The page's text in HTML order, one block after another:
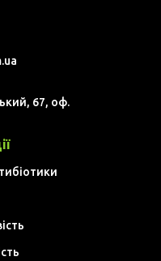
67, оф.